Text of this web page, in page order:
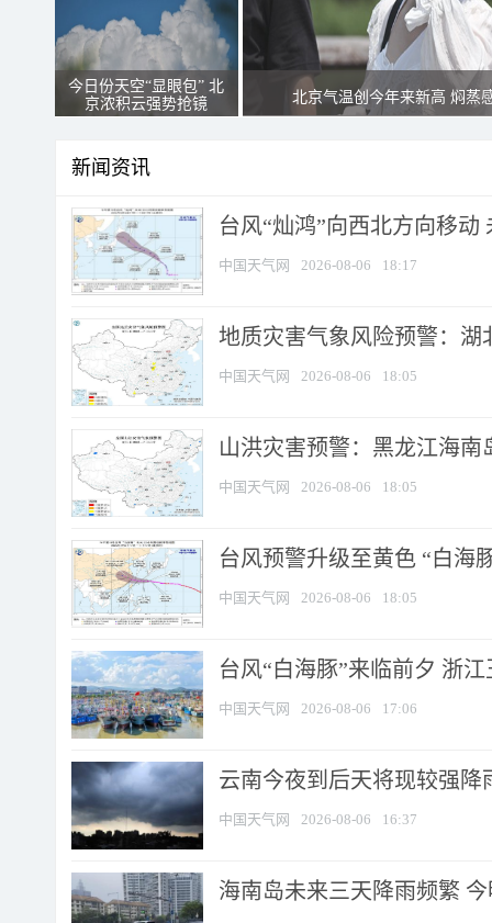
今日份天空“显眼包” 北
京浓积云强势抢镜
北京气温创今年来新高 焖蒸
新闻资讯
台风“灿鸿”向西北方向移动
中国天气网 2026-08-06 18:17
地质灾害气象风险预警：湖
中国天气网 2026-08-06 18:05
山洪灾害预警：黑龙江海
中国天气网 2026-08-06 18:05
台风预警升级至黄色 “白海
中国天气网 2026-08-06 18:05
台风“白海豚”来临前夕 浙
中国天气网 2026-08-06 17:06
云南今夜到后天将现较强降
中国天气网 2026-08-06 16:37
海南岛未来三天降雨频繁